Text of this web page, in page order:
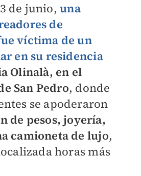
de junio,una
de
víctima de un
en su residencia
Olinalà, en el
San Pedro, donde
se apoderaron
de pesos, joyería,
camioneta de lujo,
horas más